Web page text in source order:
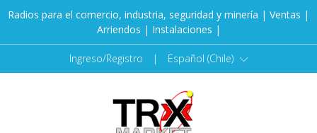
Radios para el comercio, industria, seguridad y minería | Ventas |
Arriendos | Instalaciones |
Ingreso/Registro | Español (Chile)